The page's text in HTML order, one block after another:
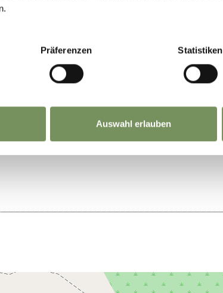
Präferenzen Statistiken
Auswahl erlauben
THIS CONTENT HELPFUL?